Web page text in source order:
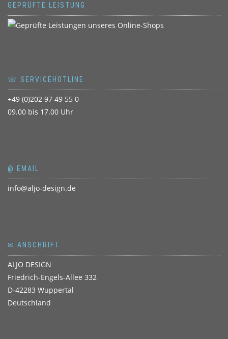
GEPRÜFTE LEISTUNG
☏ SERVICEHOTLINE
+49 (0)202 97 49 55 0
09.00 bis 17.00 Uhr
@ EMAIL
info@aljo-design.de
✉ ANSCHRIFT
ALJO DESIGN
Friedrich-Engels-Allee 332
D-42283 Wuppertal
Deutschland